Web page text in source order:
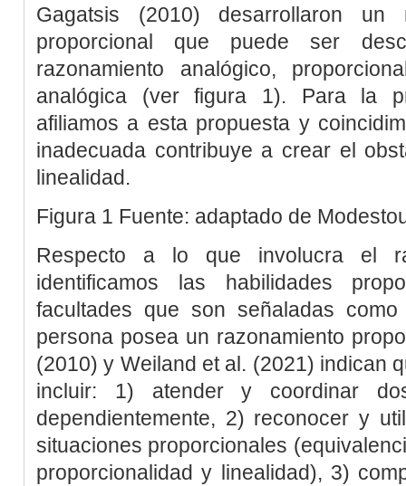
Gagatsis (2010) desarrollaron un
proporcional que puede ser
razonamiento analógico,
analógica (verfigura 1). Para la
afiliamos a esta propuesta y
inadecuada contribuye a crear el
linealidad.
Figura 1 Fuente: adaptado de
Respecto a lo que involucra el
identificamos las habilidades
facultades que son señaladas
persona posea un razonamiento
(2010) y Weiland et al. (2021) indican
incluir: 1) atender y coordinar
dependientemente, 2) reconocer y
situaciones proporcionales
proporcionalidad y linealidad), 3)